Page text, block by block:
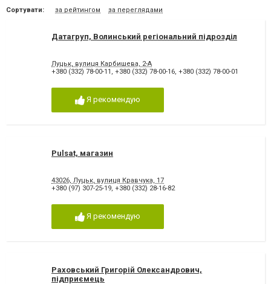
Сортувати: за рейтингом за переглядами
Датагруп, Волинський регіональний підрозділ
Луцьк, вулиця Карбишева, 2-А
+380 (332) 78-00-11 , +380 (332) 78-00-16, +380 (332) 78-00-01
Я рекомендую
Pulsat, магазин
43026, Луцьк, вулиця Кравчука, 17
+380 (97) 307-25-19, +380 (332) 28-16-82
Я рекомендую
Раховський Григорій Олександрович,
підприємець